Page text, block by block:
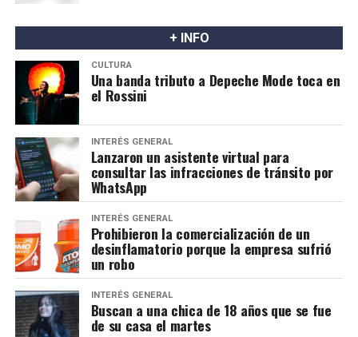
+ INFO
CULTURA
Una banda tributo a Depeche Mode toca en
el Rossini
INTERÉS GENERAL
Lanzaron un asistente virtual para
consultar las infracciones de tránsito por
WhatsApp
INTERÉS GENERAL
Prohibieron la comercialización de un
desinflamatorio porque la empresa sufrió
un robo
INTERÉS GENERAL
Buscan a una chica de 18 años que se fue
de su casa el martes